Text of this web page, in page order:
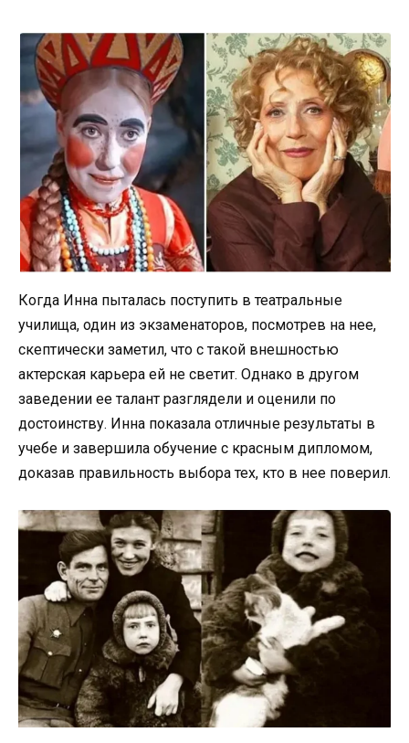
Когда Инна пыталась поступить в театральные
училища, один из экзаменаторов, посмотрев на нее,
скептически заметил, что с такой внешностью
актерская карьера ей не светит. Однако в другом
заведении ее талант разглядели и оценили по
достоинству. Инна показала отличные результаты в
учебе и завершила обучение с красным дипломом,
доказав правильность выбора тех, кто в нее поверил.